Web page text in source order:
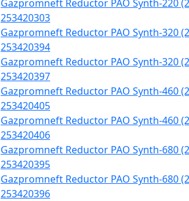
Gazpromneft Reductor PAO Synth-220
253420303
Gazpromneft Reductor PAO Synth-320
253420394
Gazpromneft Reductor PAO Synth-320
253420397
Gazpromneft Reductor PAO Synth-460
253420405
Gazpromneft Reductor PAO Synth-460
253420406
Gazpromneft Reductor PAO Synth-680
253420395
Gazpromneft Reductor PAO Synth-680
253420396